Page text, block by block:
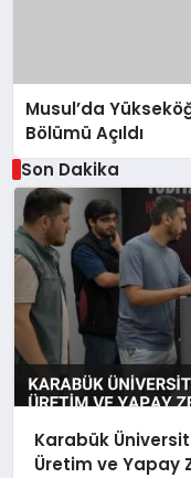
Musul’da
Bölümü Açıldı
Son Dakika
Karabük
Üretim ve Yapay